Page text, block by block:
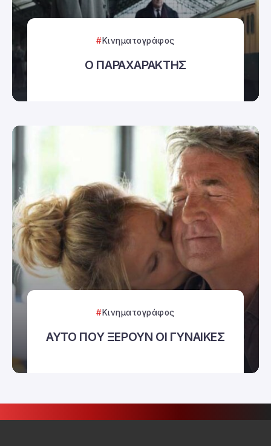
Κινηματογράφος
Ο ΠΑΡΑΧΑΡΑΚΤΗΣ
Κινηματογράφος
ΑΥΤΟ ΠΟΥ ΞΕΡΟΥΝ ΟΙ ΓΥΝΑΙΚΕΣ